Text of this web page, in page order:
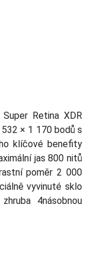
Retina XDR
× 1 170 bodů s
klíčové benefity
jas 800 nitů
poměr 2 000
vyvinuté sklo
4násobnou